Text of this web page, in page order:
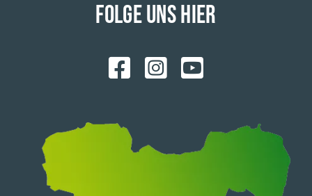
FOLGE UNS HIER